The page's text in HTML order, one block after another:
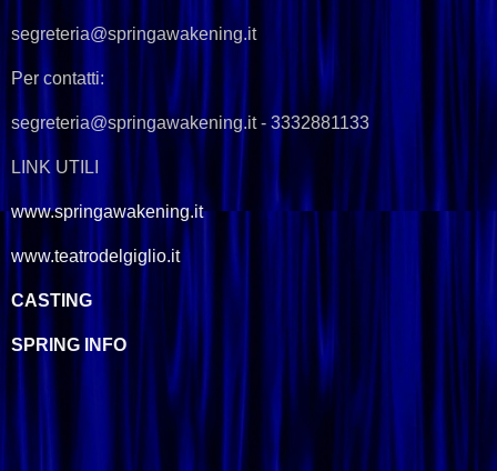
segreteria@springawakening.it
Per contatti:
segreteria@springawakening.it - 3332881133
LINK UTILI
www.springawakening.it
www.teatrodelgiglio.it
CASTING
SPRING INFO